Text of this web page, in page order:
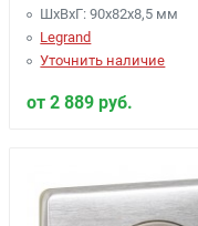
ШхВхГ: 90x82x8,5 мм
Legrand
Уточнить наличие
от 2 889 руб.